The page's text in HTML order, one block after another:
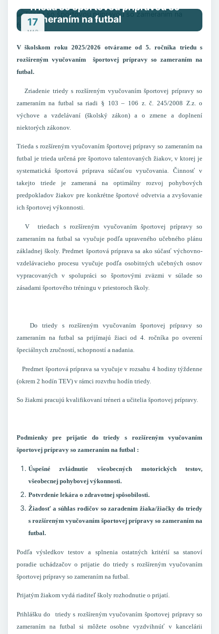
17
MAR
Trieda so športovou prípravou so
zameraním na futbal
V školskom roku 2025/2026 otvárame od 5. ročníka triedu s
rozšíreným vyučovaním športovej prípravy so zameraním na
futbal.
Zriadenie triedy s rozšíreným vyučovaním športovej prípravy so
zameraním na futbal sa riadi § 103 – 106 z. č. 245/2008 Z.z. o
výchove a vzdelávaní (školský zákon) a o zmene a doplnení
niektorých zákonov.
Trieda s rozšíreným vyučovaním športovej prípravy so zameraním na
futbal je trieda určená pre športovo talentovaných žiakov, v ktorej je
systematická športová príprava súčasťou vyučovania. Činnosť v
takejto triede je zameraná na optimálny rozvoj pohybových
predpokladov žiakov pre konkrétne športové odvetvia a zvyšovanie
ich športovej výkonnosti.
V triedach s rozšíreným vyučovaním športovej prípravy so
zameraním na futbalsa vyučuje podľa upraveného učebného plánu
základnej školy. Predmet športová príprava sa ako súčasť výchovno-
vzdelávacieho procesu vyučuje podľa osobitných učebných osnov
vypracovaných v spolupráci so športovými zväzmi v súlade so
zásadami športového tréningu v priestoroch školy.
Do triedy s rozšíreným vyučovaním športovej prípravy so
zameraním na futbal sa prijímajú žiaci od 4. ročníka po overení
špeciálnych zručností, schopností a nadania.
Predmet športová príprava sa vyučuje v rozsahu 4 hodiny týždenne
(okrem 2 hodín TEV) v rámci rozvrhu hodín triedy.
So žiakmi pracujú kvalifikovaní tréneri a učitelia športovej prípravy.
Podmienky pre prijatie do triedy s rozšíreným vyučovaním
športovej prípravy so zameraním na futbal :
Úspešné zvládnutie všeobecných motorických testov,
všeobecnej pohybovej výkonnosti.
Potvrdenie lekára o zdravotnej spôsobilosti.
Žiadosť a súhlas rodičov so zaradením žiaka/žiačky do triedy
s rozšíreným vyučovaním športovej prípravy so zameraním na
futbal.
Podľa výsledkov testov a splnenia ostatných kritérií sa stanoví
poradie uchádzačov o prijatie do triedy s rozšíreným vyučovaním
športovej prípravy so zameraním na futbal
Prijatým žiakom vydá riaditeľ školy rozhodnutie o prijatí.
Prihlášku do triedys rozšíreným vyučovaním športovej prípravy so
zameraním na futbal si môžete osobne vyzdvihnúť v kancelárii